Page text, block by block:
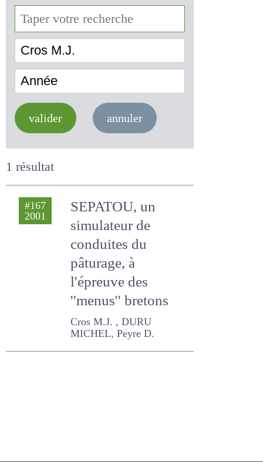
Cros M.J.
valider annuler
1 résultat
#167
SEPATOU, un
simulateur de
conduites du
pâturage, à
l'épreuve des
''menus'' bretons
Cros M.J. , DURU MICHEL,
Peyre D.